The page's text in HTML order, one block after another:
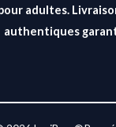
adultes.
authentiques